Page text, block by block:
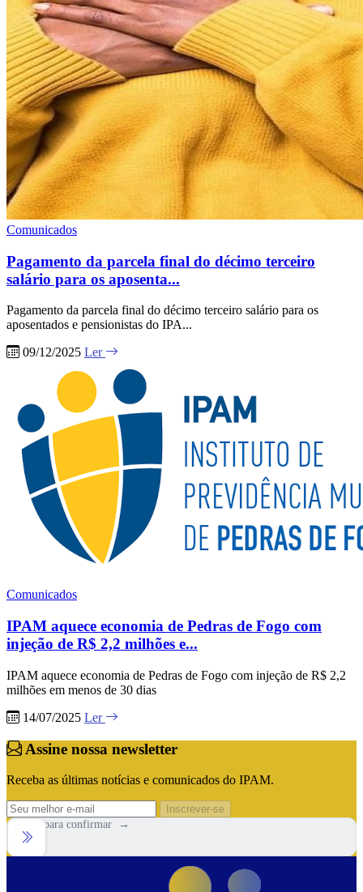
Comunicados
Pagamento da parcela final do décimo terceiro
salário para os aposenta...
Pagamento da parcela final do décimo terceiro salário para os
aposentados e pensionistas do IPA...
09/12/2025 Ler
Comunicados
IPAM aquece economia de Pedras de Fogo com
injeção de R$ 2,2 milhões e...
IPAM aquece economia de Pedras de Fogo com injeção de R$ 2,2
milhões em menos de 30 dias
14/07/2025 Ler
Assine nossa newsletter
Receba as últimas notícias e comunicados do IPAM.
Inscrever-se
Arraste para confirmar →